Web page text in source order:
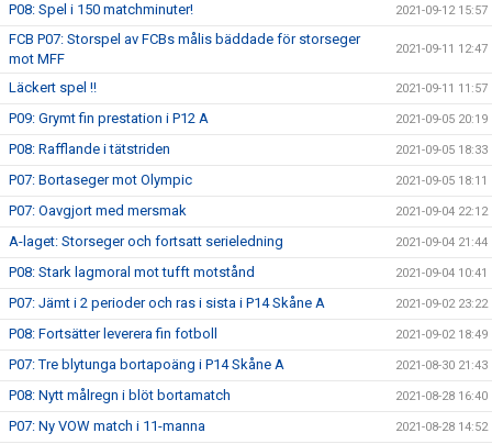
P08: Spel i 150 matchminuter! 2021-09-12 15:57
FCB P07: Storspel av FCBs målis bäddade för storseger
mot MFF
2021-09-11 12:47
Läckert spel !! 2021-09-11 11:57
P09: Grymt fin prestation i P12 A 2021-09-05 20:19
P08: Rafflande i tätstriden 2021-09-05 18:33
P07: Bortaseger mot Olympic 2021-09-05 18:11
P07: Oavgjort med mersmak 2021-09-04 22:12
A-laget: Storseger och fortsatt serieledning 2021-09-04 21:44
P08: Stark lagmoral mot tufft motstånd 2021-09-04 10:41
P07: Jämt i 2 perioder och ras i sista i P14 Skåne A 2021-09-02 23:22
P08: Fortsätter leverera fin fotboll 2021-09-02 18:49
P07: Tre blytunga bortapoäng i P14 Skåne A 2021-08-30 21:43
P08: Nytt målregn i blöt bortamatch 2021-08-28 16:40
P07: Ny VOW match i 11-manna 2021-08-28 14:52